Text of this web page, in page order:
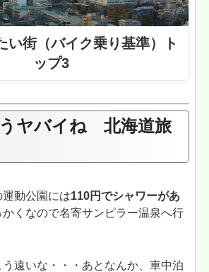
い街（バイク乗り基準）ト
ップ3
ヤバイね 北海道旅
動公園には110円でシャワーがあ
かくなので名寄サンピラー温泉へ行
遠いな・・・あとなんか、車中泊